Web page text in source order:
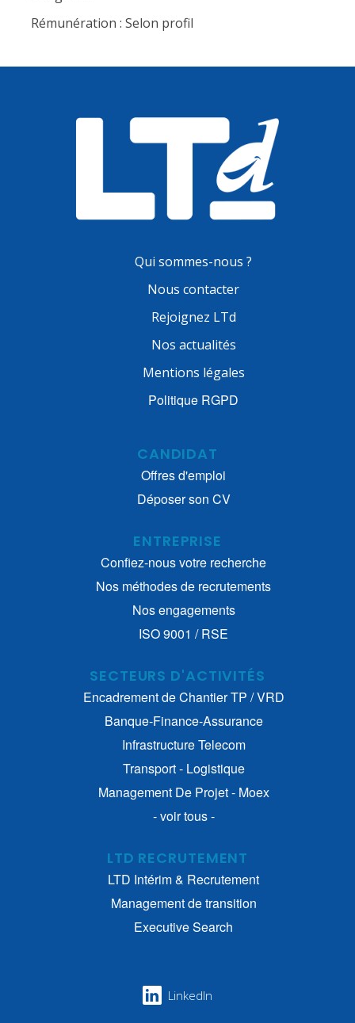
Rémunération : Selon profil
Qui sommes-nous ?
Nous contacter
Rejoignez LTd
Nos actualités
Mentions légales
Politique RGPD
CANDIDAT
Offres d'emploi
Déposer son CV
ENTREPRISE
Confiez-nous votre recherche
Nos méthodes de recrutements
Nos engagements
ISO 9001 / RSE
SECTEURS D'ACTIVITÉS
Encadrement de Chantier TP / VRD
Banque-Finance-Assurance
Infrastructure Telecom
Transport - Logistique
Management De Projet - Moex
- voir tous -
LTD RECRUTEMENT
LTD Intérim & Recrutement
Management de transition
Executive Search
LinkedIn